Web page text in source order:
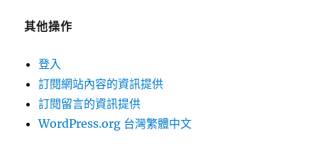
其他操作
登入
訂閱網站內容的資訊提供
訂閱留言的資訊提供
WordPress.org 台灣繁體中文